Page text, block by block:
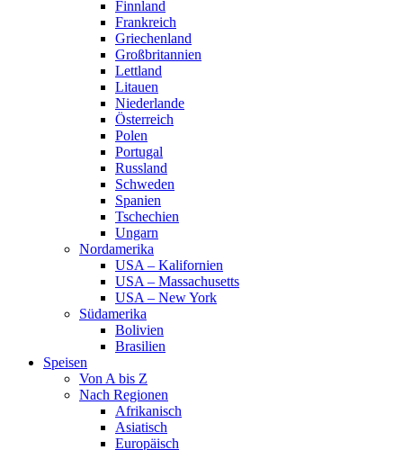
Finnland
Frankreich
Griechenland
Großbritannien
Lettland
Litauen
Niederlande
Österreich
Polen
Portugal
Russland
Schweden
Spanien
Tschechien
Ungarn
Nordamerika
USA – Kalifornien
USA – Massachusetts
USA – New York
Südamerika
Bolivien
Brasilien
Speisen
Von A bis Z
Nach Regionen
Afrikanisch
Asiatisch
Europäisch